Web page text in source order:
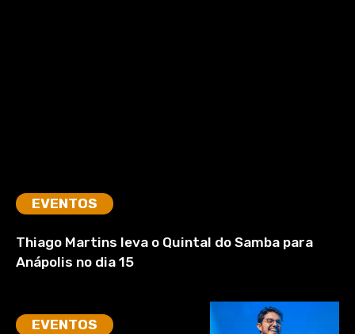
EVENTOS
Thiago Martins leva o Quintal do Samba para
Anápolis no dia 15
EVENTOS